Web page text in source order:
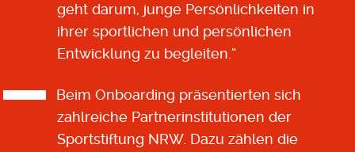
geht darum, junge Persönlichkeiten in
ihrer sportlichen und persönlichen
Entwicklung zu begleiten.“
Beim Onboarding präsentierten sich
zahlreiche Partnerinstitutionen der
Sportstiftung NRW. Dazu zählen die